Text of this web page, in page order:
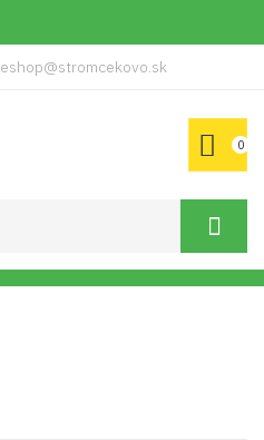
eshop@stromcekovo.sk
0